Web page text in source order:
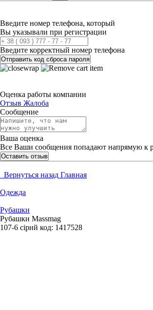
Введите номер телефона, который
Вы указывали при регистрации
Введите корректный номер телефона
Отправить код сброса пароля
Оценка работы компании
Отзыв Жалоба
Сообщение
Ваша оценка
Все Ваши сообщения попадают напрямую к
Оставить отзыв
Вернуться назад Главная
Одежда
Рубашки
Рубашки Massmag
107-6 сірий код: 1417528